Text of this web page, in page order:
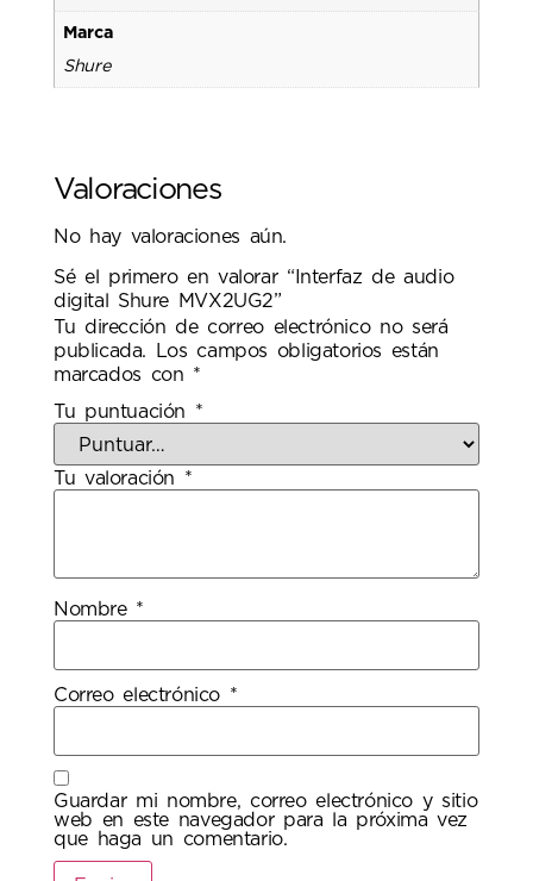
Marca
Shure
Valoraciones
No hay valoraciones aún.
Sé el primero en valorar “Interfaz de audio
digital Shure MVX2UG2”
Tu dirección de correo electrónico no será
publicada.
Los campos obligatorios están
marcados con *
Tu puntuación *
Tu valoración *
Nombre *
Correo electrónico *
Guardar mi nombre, correo electrónico y sitio
web en este navegador para la próxima vez
que haga un comentario.